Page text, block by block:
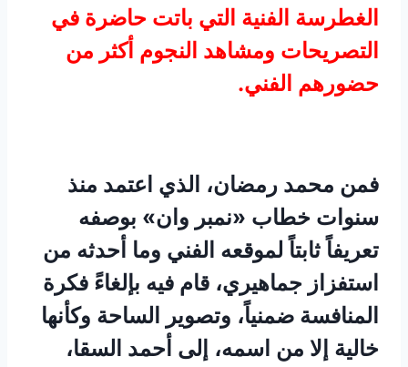
الغطرسة الفنية التي باتت حاضرة في
التصريحات ومشاهد النجوم أكثر من
حضورهم الفني.
فمن محمد رمضان، الذي اعتمد منذ
سنوات خطاب «نمبر وان» بوصفه
تعريفاً ثابتاً لموقعه الفني وما أحدثه من
استفزاز جماهيري، قام فيه بإلغاءً فكرة
المنافسة ضمنياً، وتصوير الساحة وكأنها
خالية إلا من اسمه، إلى أحمد السقا،